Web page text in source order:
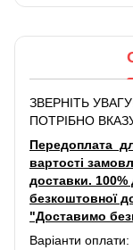
ЗВЕРНІТЬ
ПОТРІБНО
Передоплата
вартості
доставки.
безкоштовної
"Доставимо
Варіанти оплати: